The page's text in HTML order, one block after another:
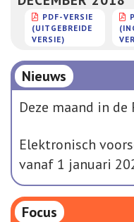
PDF-VERSIE
(UITGEBREIDE
VERSIE)
Nieuws
Deze maand in de
Elektronisch
vanaf 1 januari
Focus